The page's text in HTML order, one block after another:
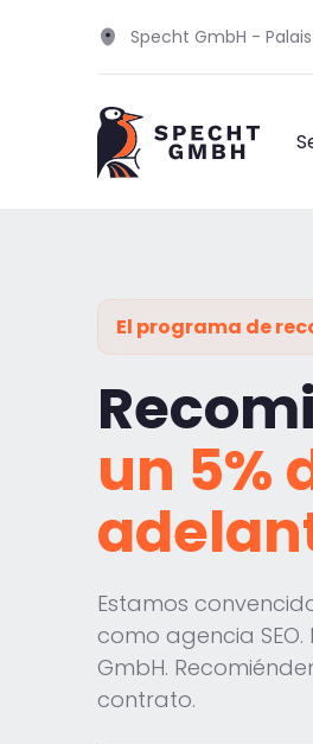
Specht GmbH -
El programa de
un 5%
Estamos
como agencia
GmbH.
contrato.